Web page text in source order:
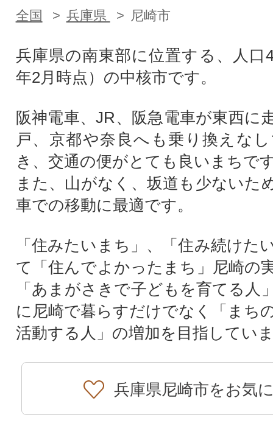
全国 兵庫県 尼崎市
兵庫県の南東部に位置する、人口
年2月時点）の中核市です。
阪神電車、JR、阪急電車が東西に
戸、京都や奈良へも乗り換えな
き、交通の便がとても良いまちで
また、山がなく、坂道も少ないた
車での移動に最適です。
「住みたいまち」、「住み続けた
て「住んでよかったまち」尼崎の
「あまがさきで子どもを育てる人
に尼崎で暮らすだけでなく「まち
活動する人」の増加を目指してい
兵庫県尼崎市をお気